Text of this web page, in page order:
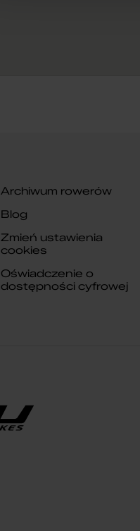
Archiwum rowerów
Blog
Zmień ustawienia
cookies
Oświadczenie o
dostępności cyfrowej